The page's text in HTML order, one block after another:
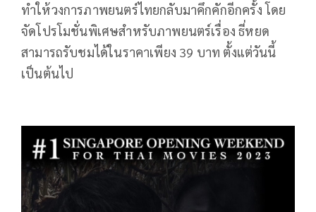
ทำให้วงการภาพยนตร์ไทยกลับมาคึกคักอีกครั้ง โดย
จัดโปรโมชั่นพิเศษสำหรับภาพยนตร์เรื่อง ธี่หยด
สามารถรับชมได้ในราคาเพียง 39 บาท ตั้งแต่วันนี้
เป็นต้นไป